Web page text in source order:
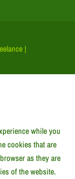
|
while you
cookies that are
as they are
of the website.